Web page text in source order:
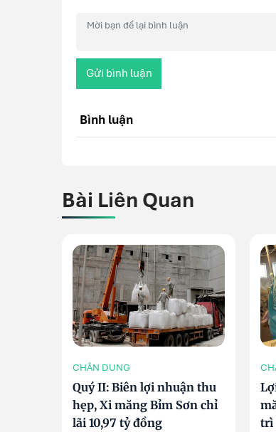
Gửi bình luận
Bình luận
Bài Liên Quan
CHÂN DUNG
Quý II: Biên lợi nhuận thu
hẹp, Xi măng Bỉm Sơn chỉ
lãi 10,97 tỷ đồng
trì